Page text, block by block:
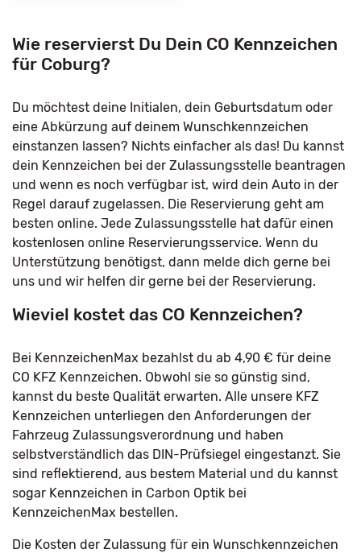
Wie reservierst Du Dein CO Kennzeichen
für Coburg?
Du möchtest deine Initialen, dein Geburtsdatum oder
eine Abkürzung auf deinem Wunschkennzeichen
einstanzen lassen? Nichts einfacher als das! Du kannst
dein Kennzeichen bei der Zulassungsstelle beantragen
und wenn es noch verfügbar ist, wird dein Auto in der
Regel darauf zugelassen. Die Reservierung geht am
besten online. Jede Zulassungsstelle hat dafür einen
kostenlosen online Reservierungsservice. Wenn du
Unterstützung benötigst, dann melde dich gerne bei
uns und wir helfen dir gerne bei der Reservierung.
Wieviel kostet das CO Kennzeichen?
Bei KennzeichenMax bezahlst du ab 4,90 € für deine
CO KFZ Kennzeichen. Obwohl sie so günstig sind,
kannst du beste Qualität erwarten. Alle unsere KFZ
Kennzeichen unterliegen den Anforderungen der
Fahrzeug Zulassungsverordnung und haben
selbstverständlich das DIN-Prüfsiegel eingestanzt. Sie
sind reflektierend, aus bestem Material und du kannst
sogar Kennzeichen in Carbon Optik bei
KennzeichenMax bestellen.
Die Kosten der Zulassung für ein Wunschkennzeichen